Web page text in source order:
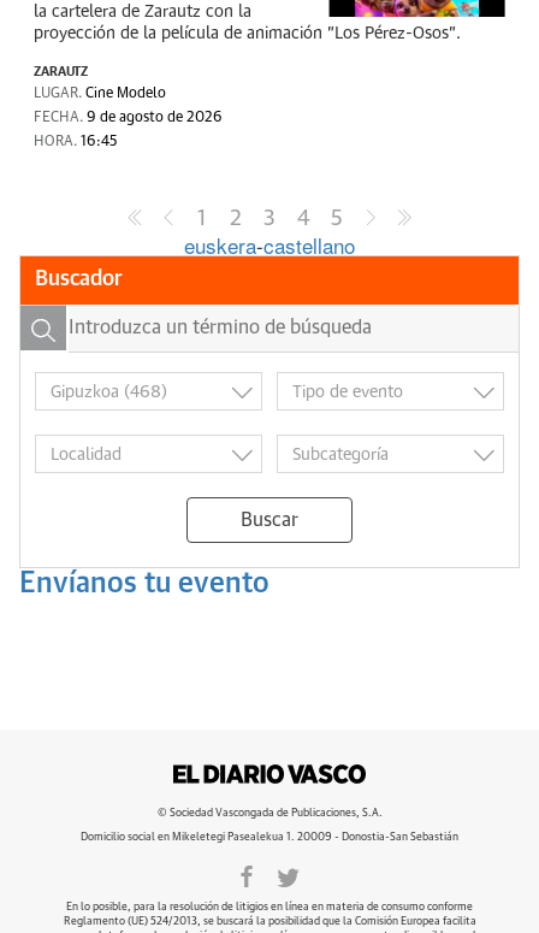
la cartelera de Zarautz con la
proyección de la película de animación "Los Pérez-Osos".
ZARAUTZ
LUGAR. Cine Modelo
FECHA. 9 de agosto de 2026
HORA. 16:45
1 2 3 4 5
euskera-castellano
Buscador
Buscar
Envíanos tu evento
© Sociedad Vascongada de Publicaciones, S.A.
Domicilio social en Mikeletegi Pasealekua 1. 20009 - Donostia-San Sebastián
En lo posible, para la resolución de litigios en línea en materia de consumo conforme
Reglamento (UE) 524/2013, se buscará la posibilidad que la Comisión Europea facilita